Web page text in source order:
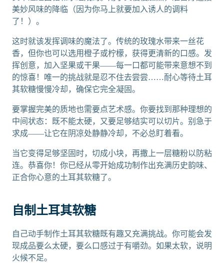
美妙风味的降临（因为你马上就要加入诱人的调料
了！）。
这时就该发挥调味的魔法了。传统的玫瑰水带来一丝花
香，但你也可以选用橙子或柠檬，获得更清新的口感。发
挥创意，加入坚果或干果——每一口都可能带来意想不到
的惊喜！唯一的挑战就是忍不住去尝尝……耐心等待土耳
其软糖慢慢冷却，确保它完全凝固。
要掌握完美的质地也需要点艺术感。你要找到那种理想的
中间状态：既不能太硬，又要足够结实可以切片。别急于
求成——让它在阴凉处静静冷却，不必总盯着看。
当它变得足够坚固时，切成小块，再撒上一层糖粉以防粘
连。恭喜你！你已经从零开始成功制作出充满历史韵味、
正合你心意的土耳其软糖了。
自制土耳其软糖
自己动手制作土耳其软糖既有趣又充满挑战。你可能会发
现成品要么太硬，要么口感过于有嚼劲。如果太软，说明
火候不足。